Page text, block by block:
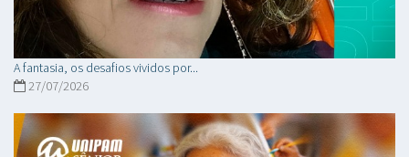
A fantasia, os desafios vividos por...
27/07/2026